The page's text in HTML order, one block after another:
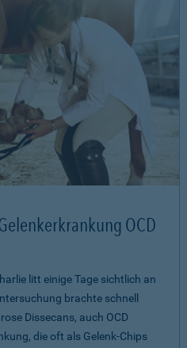
OCD
litt einige Tage sichtlich an
brachte schnell
Dissecans, auch OCD
die oft als Gelenk-Chips